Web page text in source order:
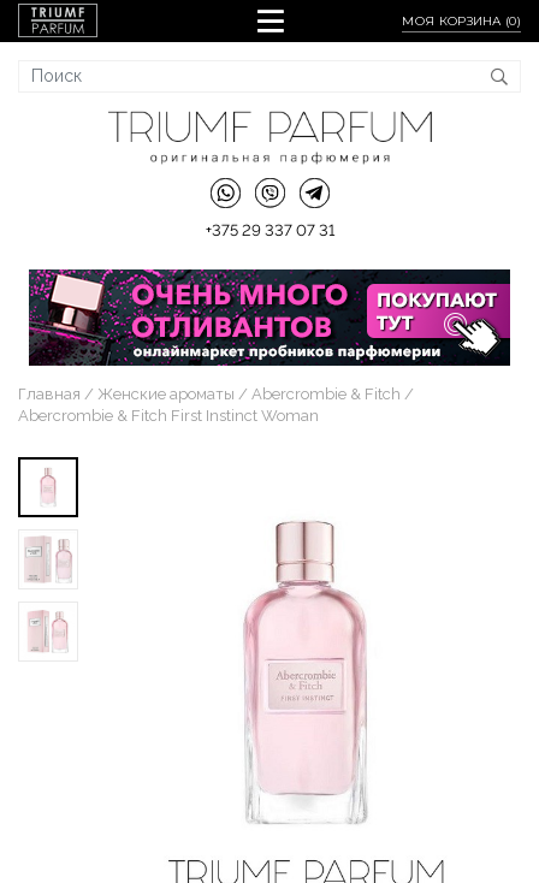
МОЯ КОРЗИНА (0)
+375 29 337 07 31
Главная Женские ароматы
Abercrombie & Fitch
Abercrombie & Fitch First Instinct Woman